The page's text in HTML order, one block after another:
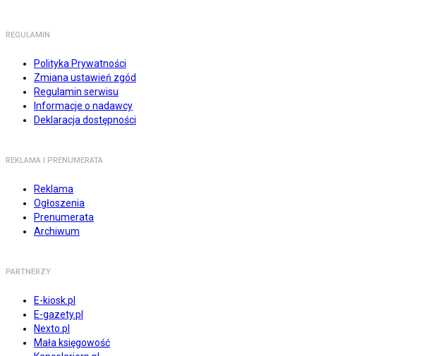
REGULAMIN
Polityka Prywatności
Zmiana ustawień zgód
Regulamin serwisu
Informacje o nadawcy
Deklaracja dostępności
REKLAMA I PRENUMERATA
Reklama
Ogłoszenia
Prenumerata
Archiwum
PARTNERZY
E-kiosk.pl
E-gazety.pl
Nexto.pl
Mała księgowość